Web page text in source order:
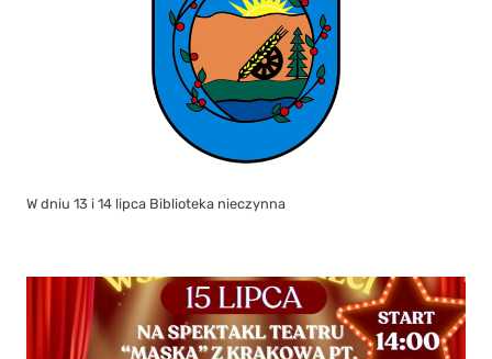
W dniu 13 i 14 lipca Biblioteka nieczynna